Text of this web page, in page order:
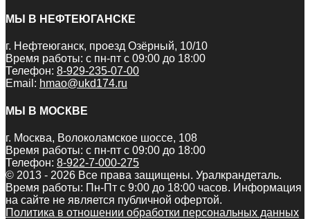
МЫ В НЕФТЕЮГАНСКЕ
г. Нефтеюганск, проезд Озёрный, 10/10
Время работы: с пн-пт с 09:00 до 18:00
Телефон: 8-929-235-07-00
Email: hmao@ukd174.ru
МЫ В МОСКВЕ
г. Москва, Волоколамское шоссе, 108
Время работы: с пн-пт с 09:00 до 18:00
Телефон: 8-922-7-000-275
© 2013 - 2026 Все права защищены. Уралкрандеталь.
Время работы: Пн-Пт c 9:00 до 18:00 часов. Информация
на сайте не является публичной офертой.
Политика в отношении обработки персональных данных